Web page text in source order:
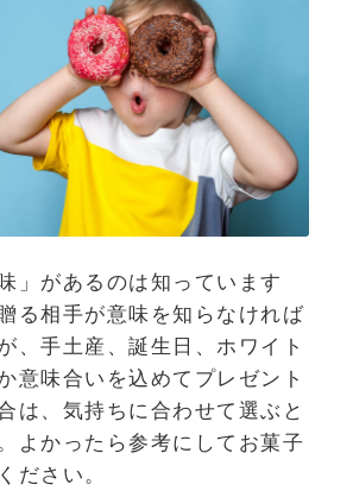
」があるのは知っています
る相手が意味を知らなければ
、手土産、誕生日、ホワイト
意味合いを込めてプレゼント
は、気持ちに合わせて選ぶと
よかったら参考にしてお菓子
ださい。